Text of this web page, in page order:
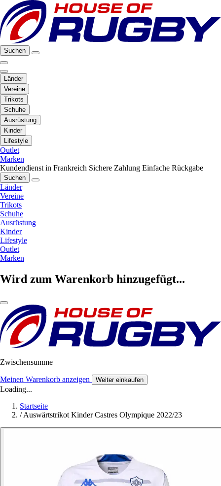
Suchen
Länder
Vereine
Trikots
Schuhe
Ausrüstung
Kinder
Lifestyle
Outlet
Marken
Kundendienst in Frankreich Sichere Zahlung Einfache Rückgabe
Suchen
Länder
Vereine
Trikots
Schuhe
Ausrüstung
Kinder
Lifestyle
Outlet
Marken
Wird zum Warenkorb hinzugefügt...
Zwischensumme
Meinen Warenkorb anzeigen Weiter einkaufen
Loading...
Startseite
/ Auswärtstrikot Kinder Castres Olympique 2022/23